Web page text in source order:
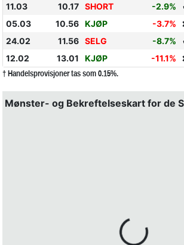
11.03
10.17 SHORT -2.9%
05.03
10.56 KJØP -3.7%
24.02
11.56 SELG -8.7%
12.02
13.01 KJØP -11.1%
† Handelsprovisjoner tas som 0.15%.
Mønster- og Bekreftelseskart for de